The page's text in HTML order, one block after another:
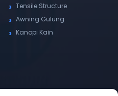
Tensile Structure
Awning Gulung
Kanopi Kain